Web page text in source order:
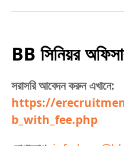
BB সিনিয়র
সরাসরি আবেদন করুন এখানে:
https://
b_with_fee.php